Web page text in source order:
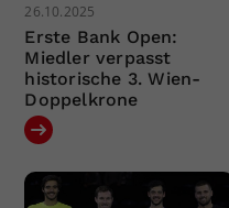
26.10.2025
Erste Bank Open:
Miedler verpasst
historische 3. Wien-
Doppelkrone